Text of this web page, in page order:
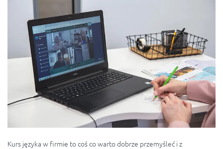
Kurs języka w firmie to coś co warto dobrze przemyśleć i z